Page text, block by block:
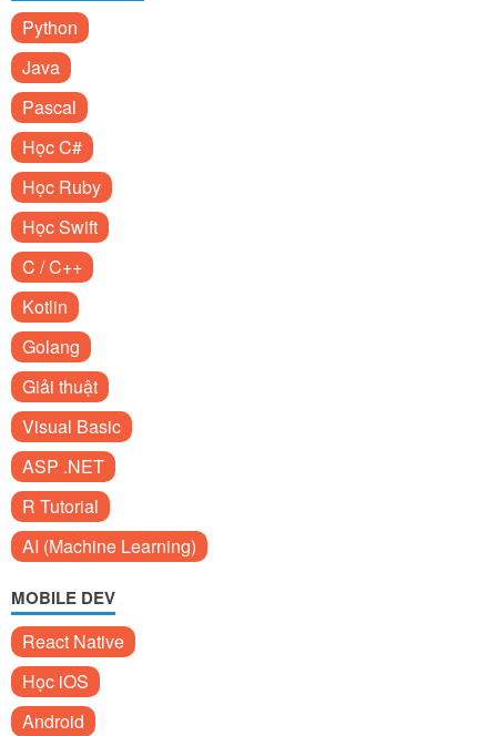
Python
Java
Pascal
Học C#
Học Ruby
Học Swift
C / C++
Kotlin
Golang
Giải thuật
Visual Basic
ASP .NET
R Tutorial
AI (Machine Learning)
MOBILE DEV
React Native
Học iOS
Android